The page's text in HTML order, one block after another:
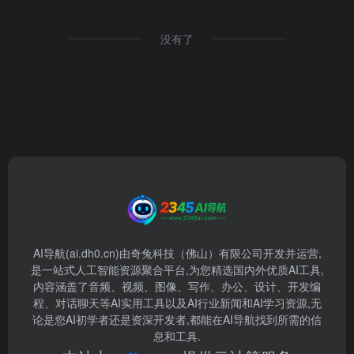
没有了
AI导航(ai.dh0.cn)由奇兔科技（佛山）有限公司开发并运营,
是一站式人工智能资源聚合平台,为您精选国内外优质AI工具,
内容涵盖了音频、视频、图像、写作、办公、设计、开发编
程、对话聊天等AI实用工具以及AI行业新闻和AI学习资源,无
论是您AI初学者还是资深开发者,都能在AI导航找到所需的信
息和工具.